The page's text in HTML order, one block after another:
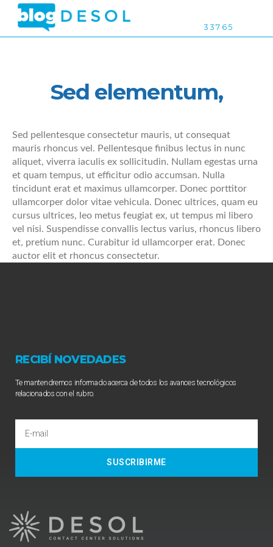
3 3 7 6 5
Sed elementum,
Sed pellentesque consectetur mauris, ut consequat
mauris rhoncus vel. Pellentesque finibus lectus in nunc
aliquet, viverra iaculis ex sollicitudin. Nullam egestas urna
et quam tempus, ut efficitur odio accumsan. Nulla
tincidunt erat et maximus ullamcorper. Donec porttitor
ullamcorper dolor vitae vehicula. Donec ultrices, quam eu
cursus ultrices, leo metus feugiat ex, ut tempus mi libero
vel nisi. Suspendisse convallis lectus varius, rhoncus libero
et, pretium nunc. Curabitur id ullamcorper erat. Donec
auctor elit et rhoncus consectetur.
RECIBÍ NOVEDADES
Te mantendremos informado acerca de todos los avances tecnológicos
relacionados con el rubro.
SUSCRIBIRME